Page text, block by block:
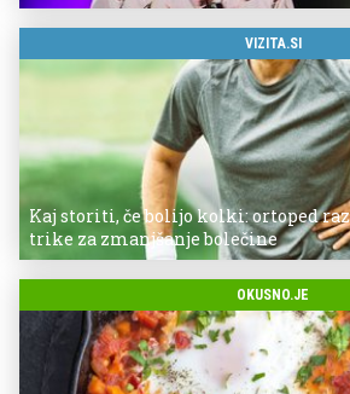
VIZITA.SI
Kaj storiti, če bolijo kolki: ortoped
trike za zmanjšanje bolečine
OKUSNO.JE